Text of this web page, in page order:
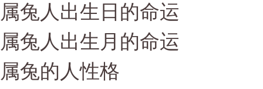
属兔人出生日的命运
属兔人出生月的命运
属兔的人性格